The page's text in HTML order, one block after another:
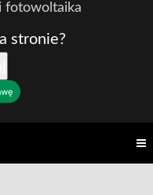
fotowoltaika
stronie?